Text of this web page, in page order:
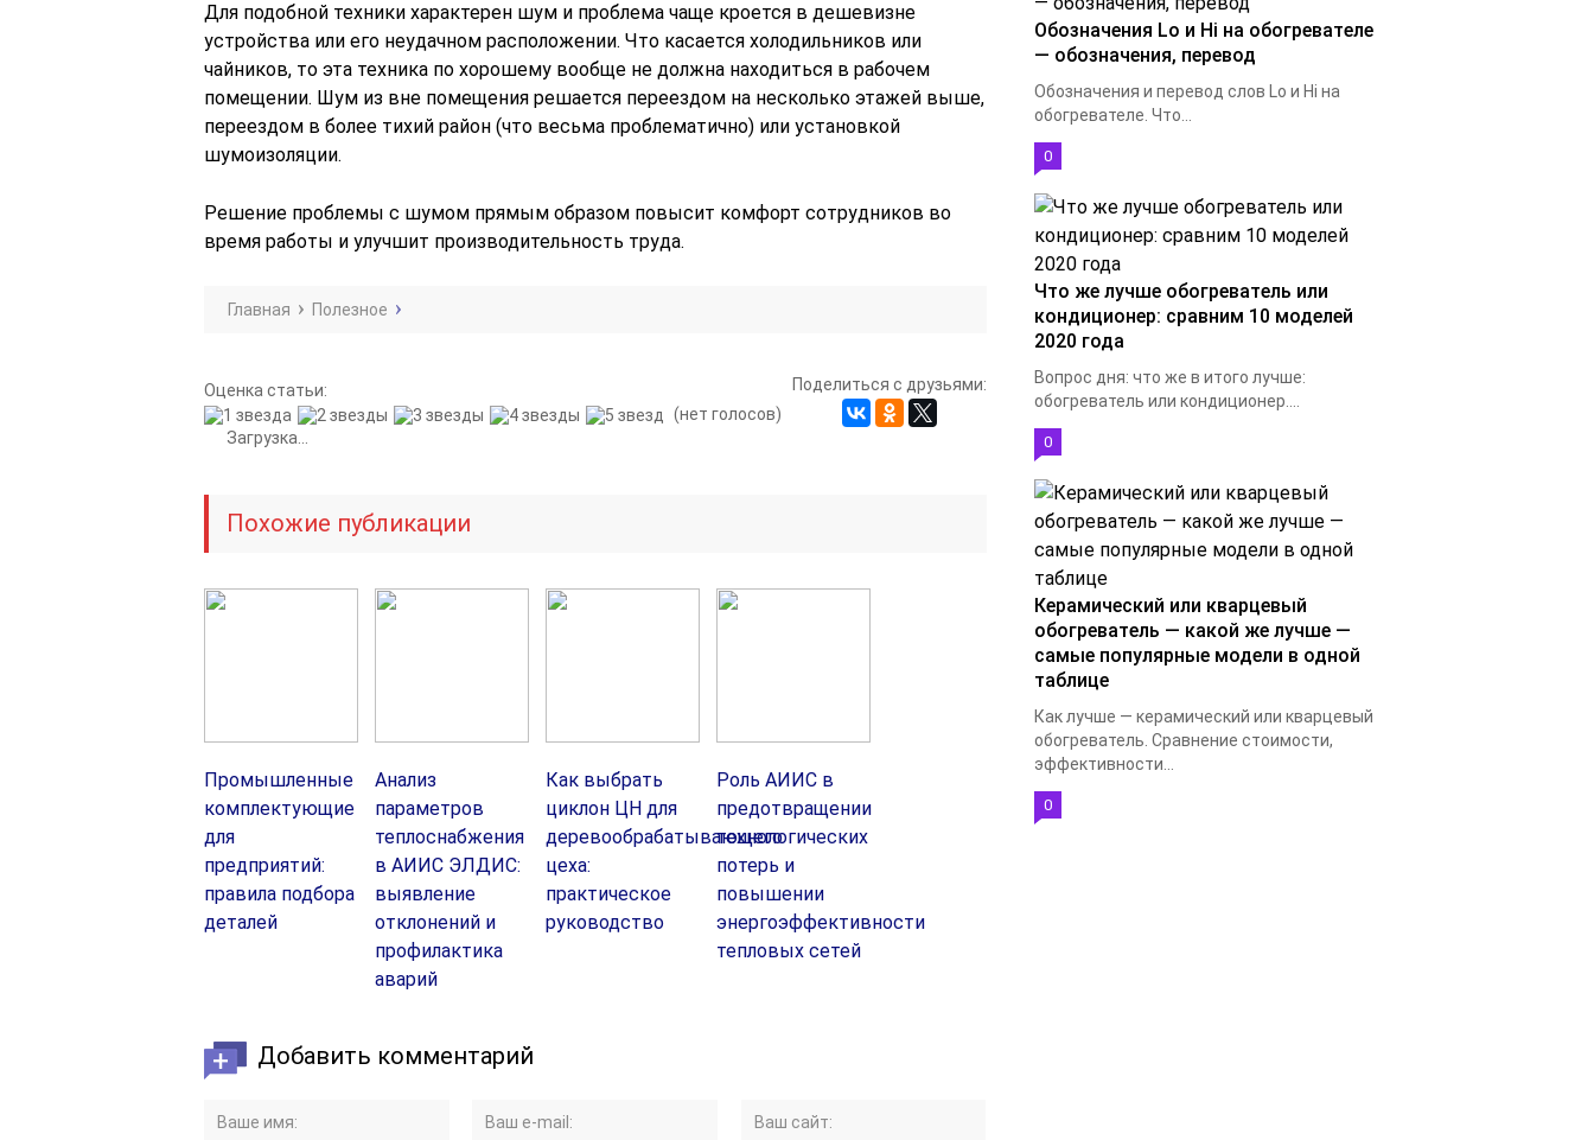
Для подобной техники характерен шум и проблема чаще кроется в дешевизне
устройства или его неудачном расположении. Что касается холодильников или
чайников, то эта техника по хорошему вообще не должна находиться в рабочем
помещении. Шум из вне помещения решается переездом на несколько этажей выше,
переездом в более тихий район (что весьма проблематично) или установкой
шумоизоляции.
Решение проблемы с шумом прямым образом повысит комфорт сотрудников во
время работы и улучшит производительность труда.
Главная Полезное
Оценка статьи:
(нет голосов)
Загрузка...
Поделиться с друзьями:
Похожие публикации
Промышленные
комплектующие
для
предприятий:
правила подбора
деталей
Анализ
параметров
теплоснабжения
в АИИС ЭЛДИС:
выявление
отклонений и
профилактика
аварий
Как выбрать
циклон ЦН для
деревообрабатывающего
цеха:
практическое
руководство
Роль АИИС в
предотвращении
технологических
потерь и
повышении
энергоэффективности
тепловых сетей
Добавить комментарий
Обозначения Lo и Hi на обогревателе
— обозначения, перевод
Обозначения и перевод слов Lo и Hi на
обогревателе. Что...
0
Что же лучше обогреватель или
кондиционер: сравним 10 моделей
2020 года
Вопрос дня: что же в итого лучше:
обогреватель или кондиционер....
0
Керамический или кварцевый
обогреватель — какой же лучше —
самые популярные модели в одной
таблице
Как лучше — керамический или кварцевый
обогреватель. Сравнение стоимости,
эффективности...
0